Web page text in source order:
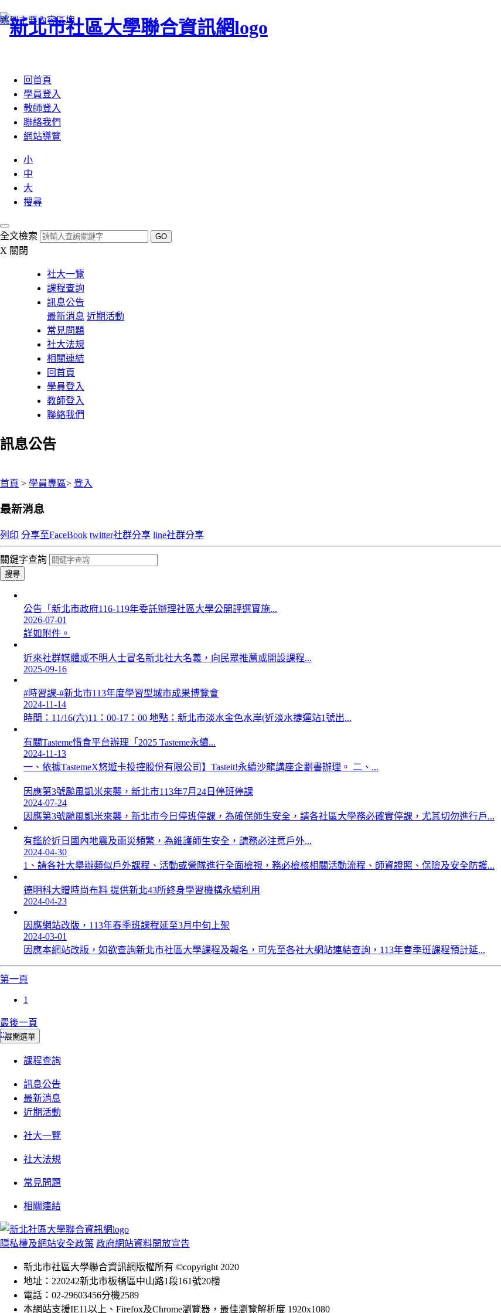
跳到主要內容區塊
回首頁
學員登入
教師登入
聯絡我們
網站導覽
小
中
大
搜尋
全文檢索 GO
X 關閉
社大一覽
課程查詢
訊息公告
最新消息 近期活動
常見問題
社大法規
相關連結
回首頁
學員登入
教師登入
聯絡我們
訊息公告
首頁 > 學員專區> 登入
最新消息
列印 分享至FaceBook twitter社群分享 line社群分享
關鍵字查詢
搜尋
公告「新北市政府116-119年委託辦理社區大學公開評選實施...
2026-07-01
詳如附件。
近來社群媒體或不明人士冒名新北社大名義，向民眾推薦或開設課程...
2025-09-16
#時習課-#新北市113年度學習型城市成果博覽會
2024-11-14
時間：11/16(六)11：00-17：00 地點：新北市淡水金色水岸(近淡水捷運站1號出...
有關Tasteme惜食平台辦理「2025 Tasteme永續...
2024-11-13
一、依據TastemeX悠遊卡投控股份有限公司】Tasteit!永續沙龍講座企劃書辦理。 二、...
因應第3號颱風凱米來襲，新北市113年7月24日停班停課
2024-07-24
因應第3號颱風凱米來襲，新北市今日停班停課，為確保師生安全，請各社區大學務必確實停課，尤其切勿進行戶...
有鑑於近日國內地震及雨災頻繁，為維護師生安全，請務必注意戶外...
2024-04-30
1、請各社大舉辦類似戶外課程、活動或營隊進行全面檢視，務必檢核相關活動流程、師資證照、保險及安全防護...
德明科大贈時尚布料 提供新北43所終身學習機構永續利用
2024-04-23
因應網站改版，113年春季班課程延至3月中旬上架
2024-03-01
因應本網站改版，如欲查詢新北市社區大學課程及報名，可先至各社大網站連結查詢，113年春季班課程預計延...
第一頁
1
最後一頁
:::展開選單
課程查詢
訊息公告
最新消息
近期活動
社大一覽
社大法規
常見問題
相關連結
隱私權及網站安全政策 政府網站資料開放宣告
新北市社區大學聯合資訊網版權所有 ©copyright 2020
地址：220242新北市板橋區中山路1段161號20樓
電話：02-29603456分機2589
本網站支援IE11以上、Firefox及Chrome瀏覽器，最佳瀏覽解析度 1920x1080